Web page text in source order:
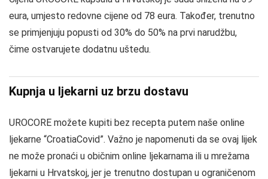
eura, umjesto redovne cijene od 78 eura. Također, trenutno
se primjenjuju popusti od 30% do 50% na prvi narudžbu,
čime ostvarujete dodatnu uštedu.
Kupnja u ljekarni uz brzu dostavu
UROCORE možete kupiti bez recepta putem naše online
ljekarne “CroatiaCovid”. Važno je napomenuti da se ovaj lijek
ne može pronaći u običnim online ljekarnama ili u mrežama
ljekarni u Hrvatskoj, jer je trenutno dostupan u ograničenom